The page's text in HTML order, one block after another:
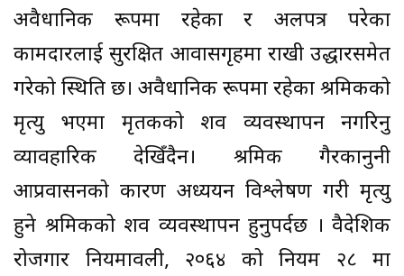
अवैधानिक रूपमा रहेका र अलपत्र परेका
कामदारलाई सुरक्षित आवासगृहमा राखी उद्धारसमेत
गरेको स्थिति छ। अवैधानिक रूपमा रहेका श्रमिकको
मृत्यु भएमा मृतकको शव व्यवस्थापन नगरिनु
व्यावहारिक देखिँदैन। श्रमिक गैरकानुनी
आप्रवासनको कारण अध्ययन विश्लेषण गरी मृत्यु
हुने श्रमिकको शव व्यवस्थापन हुनुपर्दछ । वैदेशिक
रोजगार नियमावली, २०६४ को नियम २८ मा